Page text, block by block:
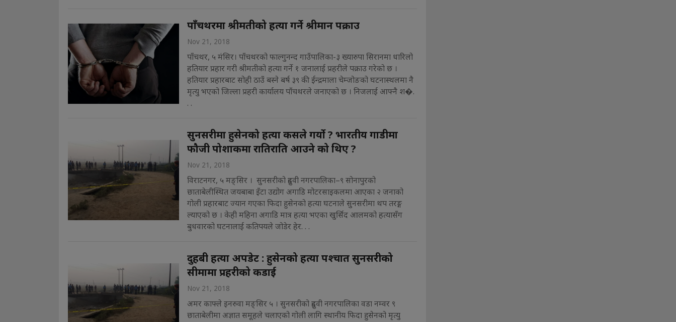
पाँचथरमा श्रीमतीको हत्या गर्ने श्रीमान पक्राउ
Nov 21, 2018
पाँचथर, ५ मंसिर। पाँचथरको फाल्गुनन्द गाउँपालिका-३ ख्यारुपा सिरानमा धारिलो
हतियार प्रहार गरी श्रीमतीको हत्या गर्ने १ जनालाई प्रहरीले पक्राउ गरेको छ ।
हतियार प्रहारबाट सोही ठाउँ बस्ने बर्ष ३९ की ईन्द्रमाला चेम्जोङको घटनास्थलमा नै
मृत्यु भएको जिल्ला प्रहरी कार्यालय पाँचथरले जनाएको छ । निजलाई आफ्नै श�.
. .
सुनसरीमा हुसेनको हत्या कसले गर्याे ? भारतीय गाडीमा
फौजी पोशाकमा रातिराति आउने को थिए ?
Nov 21, 2018
विराटनगर, ५ मङ्सिर । सुनसरीको दुहवी नगरपालिका–९ सोनापुरको
छाताबेलीस्थित जयबाबा इँटा उद्योग अगाडि मोटरसाइकलमा आएका २ जनाको
गोली प्रहारबाट ज्यान गएका फिदा हुसेनको हत्या घटनाले सुनसरीमा थप तरङ्ग
ल्याएको छ । केही महिना अगाडि मात्र हत्या भएका खुर्सिद आलमको हत्यासँग
बुधवारको घटनालाई कतिपयले जोडेर हेर. . .
दुहबी हत्या अपडेट : हुसेनको हत्या पश्चात सुनसरीको
सीमामा प्रहरीको कडाई
Nov 21, 2018
अमर काफ्ले इनरुवा मङ्सिर ५ । सुनसरीको दुहवी नगरपालिका वडा नम्वर ९
छाताबेलीमा अज्ञात समूहले चलाएको गोली लागि स्थानीय फिदा हुसेनको मृत्यु